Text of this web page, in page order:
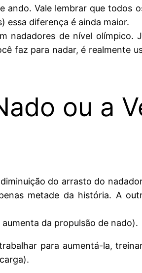
Vale lembrar que todos
essa diferença é ainda maior.
de nível olímpico.
faz para nadar, é realmente
ou a
do arrasto do
metade da história. A
da propulsão de nado).
para aumentá-la,